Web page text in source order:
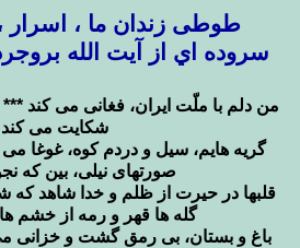
طوطی زندان ما ، اسرار
سروده اي از آيت الله
من دلم با ملّت ایران، فغانی می کند
شکایت می کند
گریه هایم، سیل و دردم کوه، غوغا
صورتهای نیلی، بین که
قلبها در حیرت از ظلم و خدا شاهد که
گله ها قهر و رمه از خشم
باغ و بستان، بی رمق گشت و خزانی